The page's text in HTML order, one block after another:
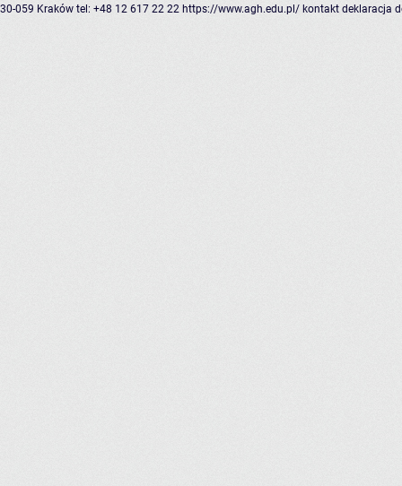
30-059 Kraków tel: +48 12 617 22 22 https://www.agh.edu.pl/ kontakt deklaracja